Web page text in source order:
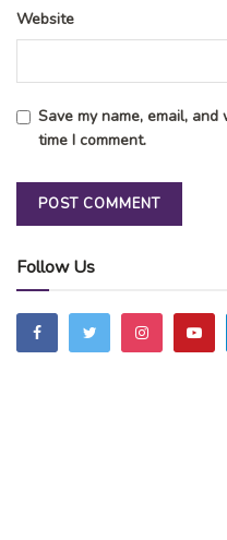
Website
Save my name, email,
time I comment.
Follow Us